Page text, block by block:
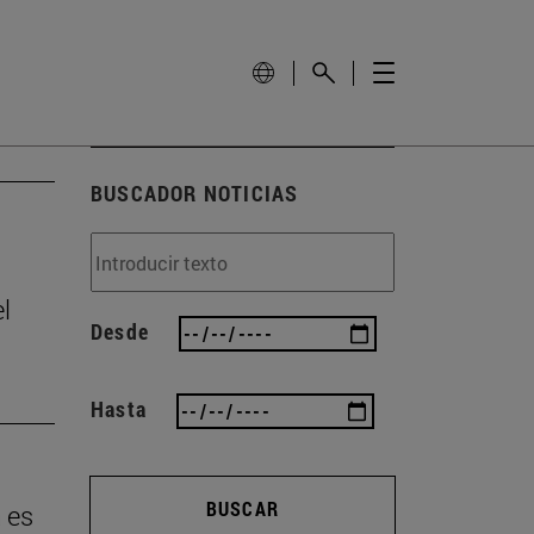
BUSCADOR NOTICIAS
Desde
Hasta
BUSCAR